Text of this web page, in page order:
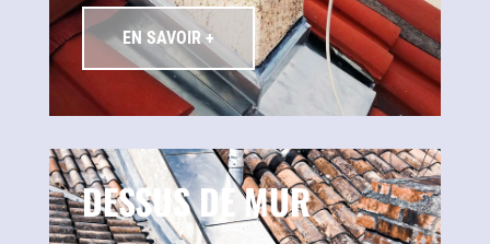
EN SAVOIR +
DESSUS DE MUR